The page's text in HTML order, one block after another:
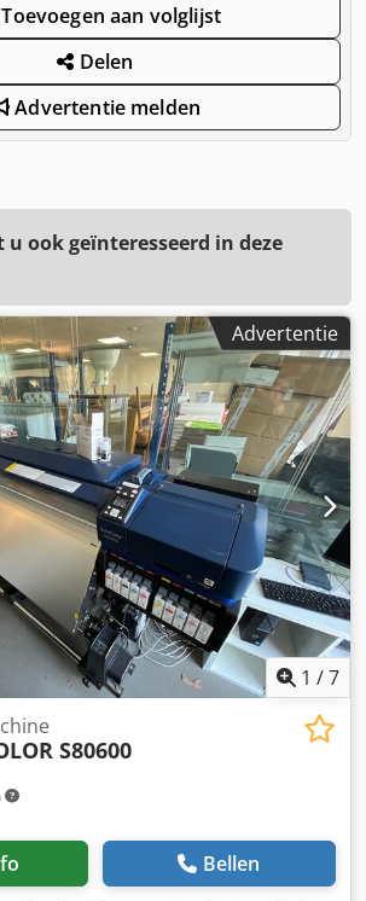
Toevoegen aan volglijst
Delen
Advertentie melden
u ook geïnteresseerd in deze
Advertentie
1 /7
S80600
Bellen